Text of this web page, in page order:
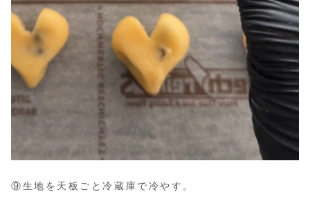
⑨生地を天板ごと冷蔵庫で冷やす。